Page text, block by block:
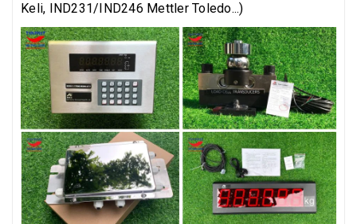
Keli, IND231/IND246 Mettler Toledo...)